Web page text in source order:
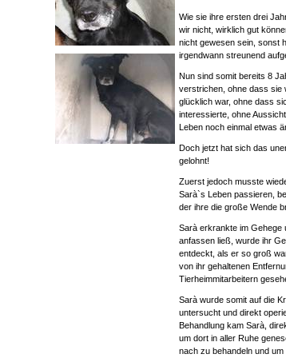
Wie sie ihre ersten drei
wir nicht, wirklich gut
nicht gewesen sein, sonst
irgendwann streunend
Nun sind somit bereits 8
verstrichen, ohne dass sie
glücklich war, ohne dass
interessierte, ohne
Leben noch einmal etwas
Doch jetzt hat sich das
gelohnt!
Zuerst jedoch musste
Sarà`s Leben passieren,
der ihre die große Wende
Sarà erkrankte im Gehege
anfassen ließ, wurde ihr
entdeckt, als er so groß
von ihr gehaltenen
Tierheimmitarbeitern
Sarà wurde somit auf die
untersucht und direkt
Behandlung kam Sarà,
um dort in aller Ruhe
nach zu behandeln und